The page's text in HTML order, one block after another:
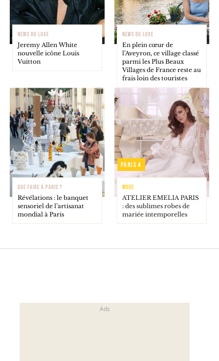
NEWS DU LUXE
Jeremy Allen White
nouvelle icône Louis
Vuitton
NEWS DU LUXE
En plein cœur de
l’Aveyron, ce village classé
parmi les Plus Beaux
Villages de France reste au
frais loin des touristes
QUE FAIRE À PARIS ?
Révélations : le banquet
sensoriel de l’artisanat
mondial à Paris
Paris 4
MODE
ATELIER EMELIA PARIS
: des sublimes robes de
mariée intemporelles